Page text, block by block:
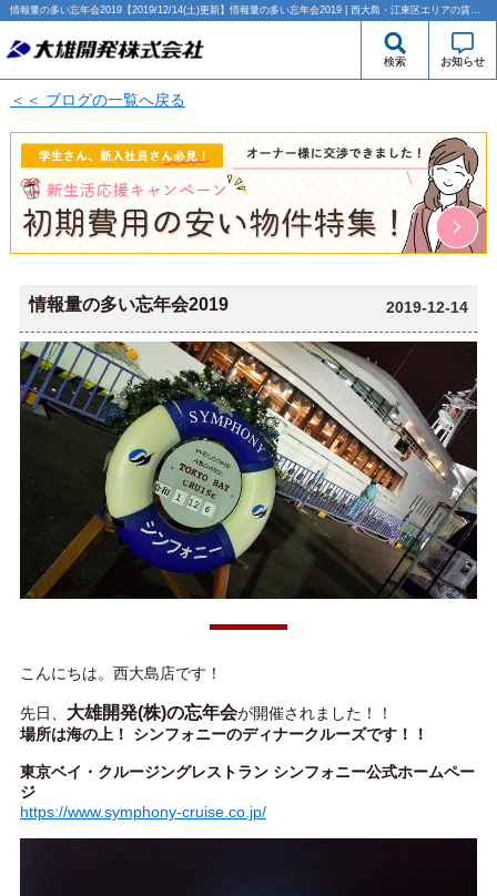
情報量の多い忘年会2019【2019/12/14(土)更新】情報量の多い忘年会2019 | 西大島・江東区エリアの賃貸のことなら大雄開発株式会社
検索 お知らせ
＜＜ ブログの一覧へ戻る
情報量の多い忘年会2019 2019-12-14
こんにちは。西大島店です！
先日、 大雄開発(株)の忘年会が開催されました！！
場所は海の上！ シンフォニーのディナークルーズです！！
東京ベイ・クルージングレストラン シンフォニー公式ホームペー
ジ
https://www.symphony-cruise.co.jp/